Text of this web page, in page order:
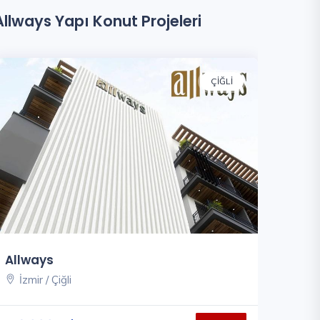
Yapı Konut Projeleri
ÇIĞLI
Allways
İzmir / Çiğli